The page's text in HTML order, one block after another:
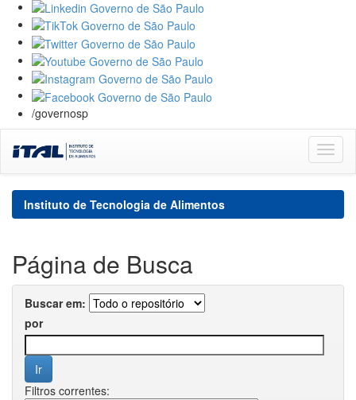
/governosp
navigation
Instituto de Tecnologia de Alimentos
Página de Busca
Buscar em:
por
Filtros correntes: